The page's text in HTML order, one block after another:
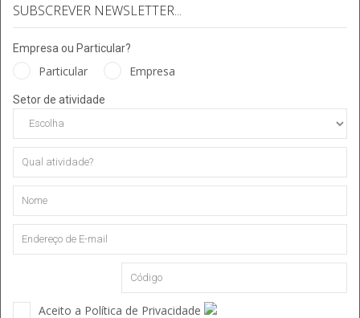
SUBSCREVER NEWSLETTER...
Empresa ou Particular?
Particular Empresa
Setor de atividade
Aceito a Política de Privacidade